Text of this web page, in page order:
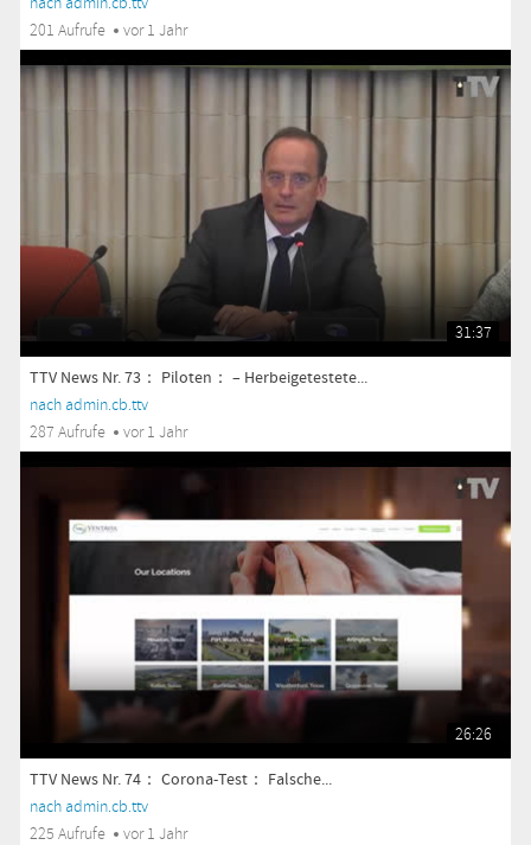
201 Aufrufe
vor 1 Jahr
31:37
TTV News Nr. 73： Piloten： – Herbeigetestete...
nach admin.cb.ttv
287 Aufrufe
vor 1 Jahr
26:26
TTV News Nr. 74： Corona-Test： Falsche...
nach admin.cb.ttv
225 Aufrufe
vor 1 Jahr